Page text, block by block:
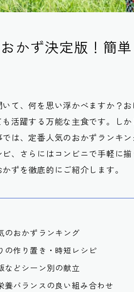
かず決定版！簡
て、何を思い浮かべますか？お
活躍する万能な主食です。し
は、定番人気のおかずランキ
、さらにはコンビニで手軽に
ずを徹底的にご紹介します。
のおかずランキング
の作り置き・時短レシピ
などシーン別の献立
養バランスの良い組み合わせ